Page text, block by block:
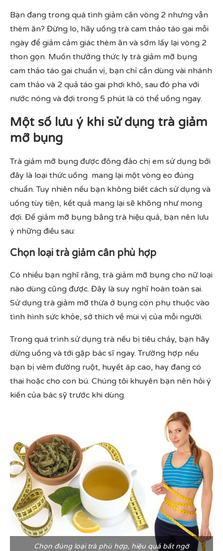
Bạn đang trong quá tình giảm cân vòng 2 nhưng vẫn
thèm ăn? Đừng lo, hãy uống trà cam thảo táo gai mỗi
ngày để giảm cảm giác thèm ăn và sớm lấy lại vòng 2
thon gọn. Muốn thưởng thức ly trà giảm mỡ bụng
cam thảo táo gai chuẩn vị, bạn chỉ cần dùng vài nhánh
cam thảo và 2 quả táo gai phơi khô, sau đó pha với
nước nóng và đợi trong 5 phút là có thể uống ngay.
Một số lưu ý khi sử dụng trà giảm
mỡ bụng
Trà giảm mỡ bụng được đông đảo chị em sử dụng bởi
đây là loại thức uống mang lại một vòng eo đúng
chuẩn. Tuy nhiên nếu bạn không biết cách sử dụng và
uống tùy tiện, kết quả mang lại sẽ không như mong
đợi. Để giảm mỡ bụng bằng trà hiệu quả, bạn nên lưu
ý những điều sau:
Chọn loại trà giảm cân phù hợp
Có nhiều bạn nghĩ rằng, trà giảm mỡ bụng cho nữ loại
nào dùng cũng được. Đây là suy nghĩ hoàn toàn sai.
Sử dụng trà giảm mỡ thừa ở bụng còn phụ thuộc vào
tình hình sức khỏe, sở thích về mùi vị của mỗi người.
Trong quá trình sử dụng trà nếu bị tiêu chảy, bạn hãy
dừng uống và tới gặp bác sĩ ngay. Trường hợp nếu
bạn bị viêm đường ruột, huyết áp cao, hay đang có
thai hoặc cho con bú. Chúng tôi khuyên bạn nên hỏi ý
kiến của bác sỹ trước khi dùng.
Chọn đúng loại trà phù hợp, hiệu quả bất ngờ